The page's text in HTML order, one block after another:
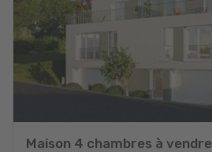
Maison 4 chambres à vendre